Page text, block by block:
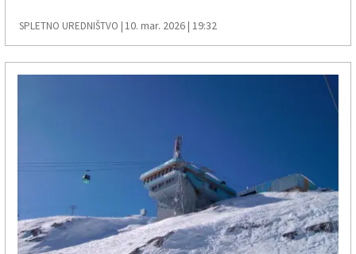
SPLETNO UREDNIŠTVO | 10. mar. 2026 | 19:32